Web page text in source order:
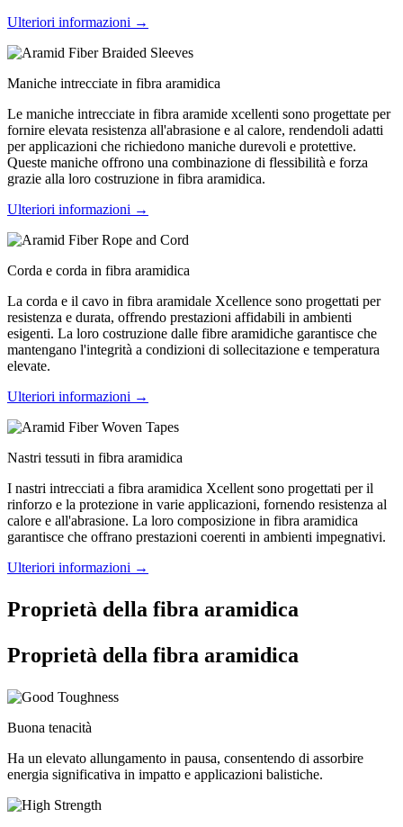
Ulteriori informazioni →
Maniche intrecciate in fibra aramidica
Le maniche intrecciate in fibra aramide xcellenti sono progettate per
fornire elevata resistenza all'abrasione e al calore, rendendoli adatti
per applicazioni che richiedono maniche durevoli e protettive.
Queste maniche offrono una combinazione di flessibilità e forza
grazie alla loro costruzione in fibra aramidica.
Ulteriori informazioni →
Corda e corda in fibra aramidica
La corda e il cavo in fibra aramidale Xcellence sono progettati per
resistenza e durata, offrendo prestazioni affidabili in ambienti
esigenti. La loro costruzione dalle fibre aramidiche garantisce che
mantengano l'integrità a condizioni di sollecitazione e temperatura
elevate.
Ulteriori informazioni →
Nastri tessuti in fibra aramidica
I nastri intrecciati a fibra aramidica Xcellent sono progettati per il
rinforzo e la protezione in varie applicazioni, fornendo resistenza al
calore e all'abrasione. La loro composizione in fibra aramidica
garantisce che offrano prestazioni coerenti in ambienti impegnativi.
Ulteriori informazioni →
Proprietà della fibra aramidica
Proprietà della fibra aramidica
Buona tenacità
Ha un elevato allungamento in pausa, consentendo di assorbire
energia significativa in impatto e applicazioni balistiche.